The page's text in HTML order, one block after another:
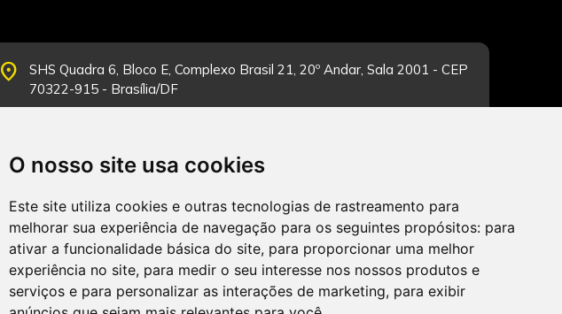
O nosso site usa cookies
Este site utiliza cookies e outras tecnologias de rastreamento para
melhorar sua experiência de navegação para os seguintes propósitos: para
ativar a funcionalidade básica do site, para proporcionar uma melhor
experiência no site, para medir o seu interesse nos nossos produtos e
serviços e para personalizar as interações de marketing, para exibir
place
SHS Quadra 6, Bloco E, Complexo Brasil 21, 20º Andar, Sala 2001 - CEP
70322-915 - Brasília/DF
schedule
Fale Conosco.
CADASTRAR